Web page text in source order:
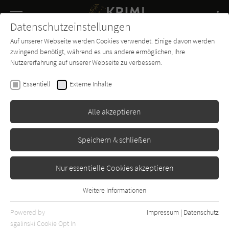
SUCHE
Buch-
Entdecker
Forum Charts
Datenschutzeinstellungen
Auf unserer Webseite werden Cookies verwendet. Einige davon werden
zwingend benötigt, während es uns andere ermöglichen, Ihre
Nutzererfahrung auf unserer Webseite zu verbessern.
Essentiell Externe Inhalte
Alle akzeptieren
Speichern & schließen
Nur essentielle Cookies akzeptieren
Essentielle Cookies werden für grundlegende Funktionen der
Webseite benötigt. Dadurch ist gewährleistet, dass die Webseite
Weitere Informationen
Powered by
sgalinski Cookie Opt In
Impressum | Datenschutz